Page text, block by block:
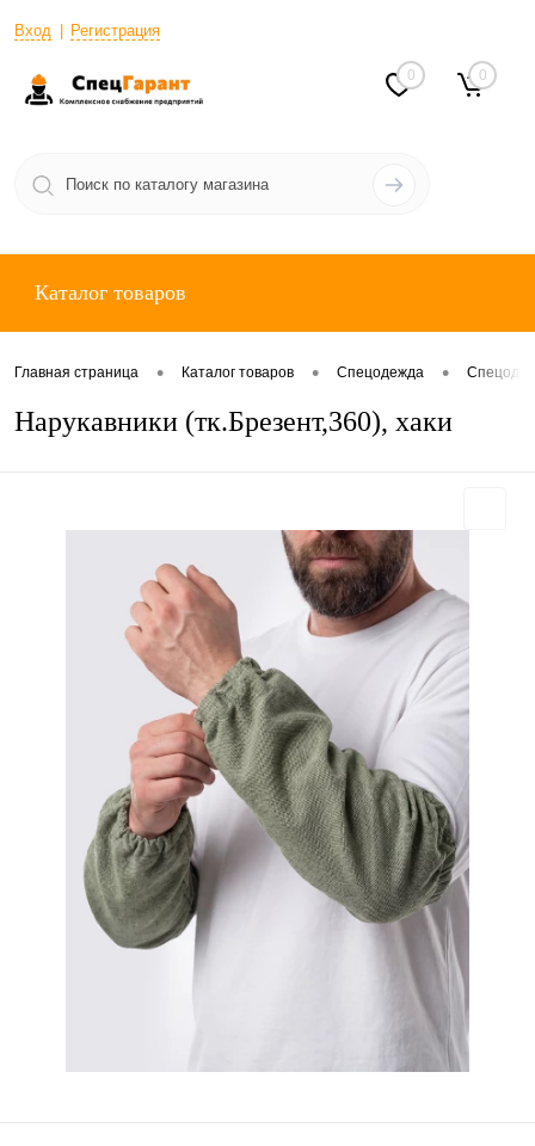
Вход Регистрация
0 0
Каталог товаров
Главная страница • Каталог товаров • Спецодежда •
Нарукавники (тк.Брезент,360), хаки